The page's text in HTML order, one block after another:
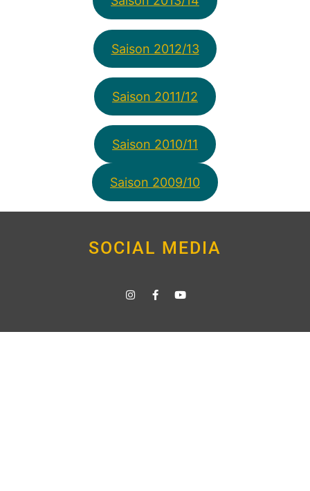
Saison 2012/13
Saison 2011/12
Saison 2010/11
Saison 2009/10
SOCIAL MEDIA